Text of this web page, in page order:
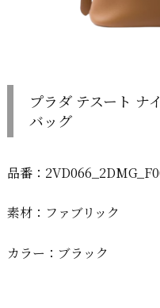
プラダ テスート ナ
バッグ
品番：
素材：ファブリック
カラー：ブラック